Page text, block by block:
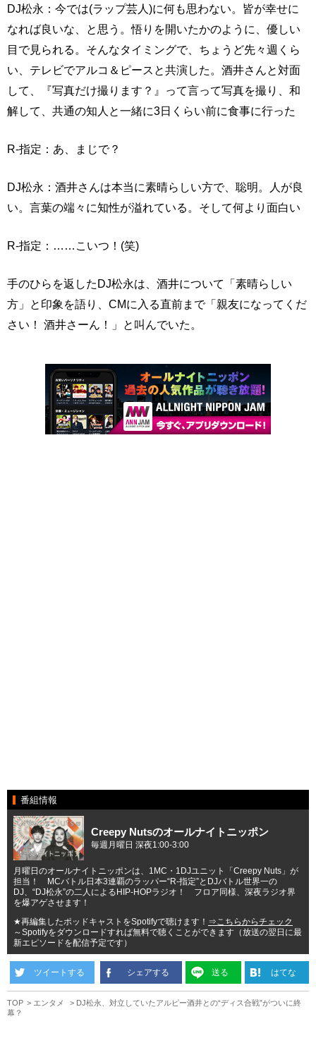
DJ松永：今では(ラップ芸人)に何も思わない。皆が幸せに
なれば良いな、と思う。悟りを開いたかのように、優しい
目で見られる。そんなタイミングで、ちょうど先々週くら
い、テレビでアルコ＆ピースと共演した。酒井さんと対面
して、『写真だけ撮ります？』って言って写真を撮り、和
解して、共通の知人と一緒に3日くらい前に食事に行った
R-指定：あ、まじで？
DJ松永：酒井さんは本当に素晴らしい方で、聡明。人が良
い。言葉の端々に知性が溢れている。そして何より面白い
R-指定：……こいつ！(笑)
手のひらを返したDJ松永は、酒井について「素晴らしい
方」と印象を語り、CMに入る直前まで「親友になってくだ
さい！ 酒井さーん！」と叫んでいた。
番組情報
Creepy Nutsのオールナイトニッポン
毎週月曜日 深夜1:00-3:00
月曜日のオールナイトニッポンは、1MC・1DJユニット「Creepy Nuts」が
担当！ MCバトル日本3連覇のラッパー“R-指定”とDJバトル世界一の
DJ、“DJ松永”の二人によるHIP-HOPラジオ！ フロア同様、深夜ラジオ界
を爆アゲさせます！
★再編集したポッドキャストをSpotifyで聴けます！ ⇒こちらからチェック
～Spotifyをダウンロードすれば無料で聴くことができます（放送の翌日に最
新エピソードを配信予定です）
ツイートする シェアする 送る はてな
TOP エンタメ
DJ松永、対立していたアルピー酒井との“ディス合戦”がついに終
幕？